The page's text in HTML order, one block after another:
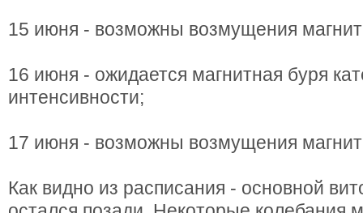
15 июня - возможны возмущения
16 июня - ожидается магнитная буря
интенсивности;
17 июня - возможны возмущения
Как видно из расписания - основной